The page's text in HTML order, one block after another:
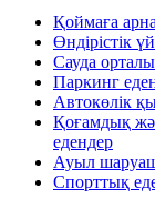
Қоймаға
Өндірістік
Сауда
Паркинг
Автокөлік
Қоғамдық
едендер
Ауыл
Спорттық